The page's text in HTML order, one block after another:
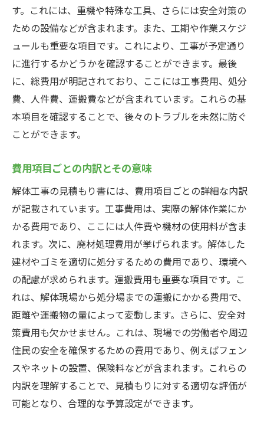
す。これには、重機や特殊な工具、さらには安全対策の
ための設備などが含まれます。また、工期や作業スケジ
ュールも重要な項目です。これにより、工事が予定通り
に進行するかどうかを確認することができます。最後
に、総費用が明記されており、ここには工事費用、処分
費、人件費、運搬費などが含まれています。これらの基
本項目を確認することで、後々のトラブルを未然に防ぐ
ことができます。
費用項目ごとの内訳とその意味
解体工事の見積もり書には、費用項目ごとの詳細な内訳
が記載されています。工事費用は、実際の解体作業にか
かる費用であり、ここには人件費や機材の使用料が含ま
れます。次に、廃材処理費用が挙げられます。解体した
建材やゴミを適切に処分するための費用であり、環境へ
の配慮が求められます。運搬費用も重要な項目です。こ
れは、解体現場から処分場までの運搬にかかる費用で、
距離や運搬物の量によって変動します。さらに、安全対
策費用も欠かせません。これは、現場での労働者や周辺
住民の安全を確保するための費用であり、例えばフェン
スやネットの設置、保険料などが含まれます。これらの
内訳を理解することで、見積もりに対する適切な評価が
可能となり、合理的な予算設定ができます。